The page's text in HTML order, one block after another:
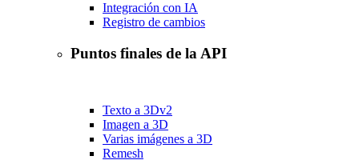
Integración con IA
Registro de cambios
Puntos finales de la API
Texto a 3Dv2
Imagen a 3D
Varias imágenes a 3D
Remesh